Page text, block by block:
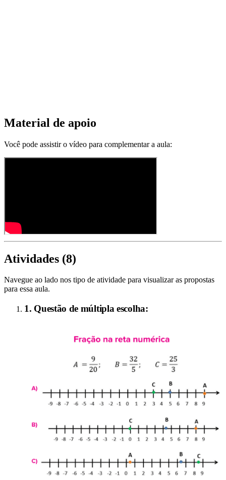
Material de apoio
Você pode assistir o vídeo para complementar a aula:
Atividades (8)
Navegue ao lado nos tipo de atividade para visualizar as propostas
para essa aula.
1. Questão de múltipla escolha: